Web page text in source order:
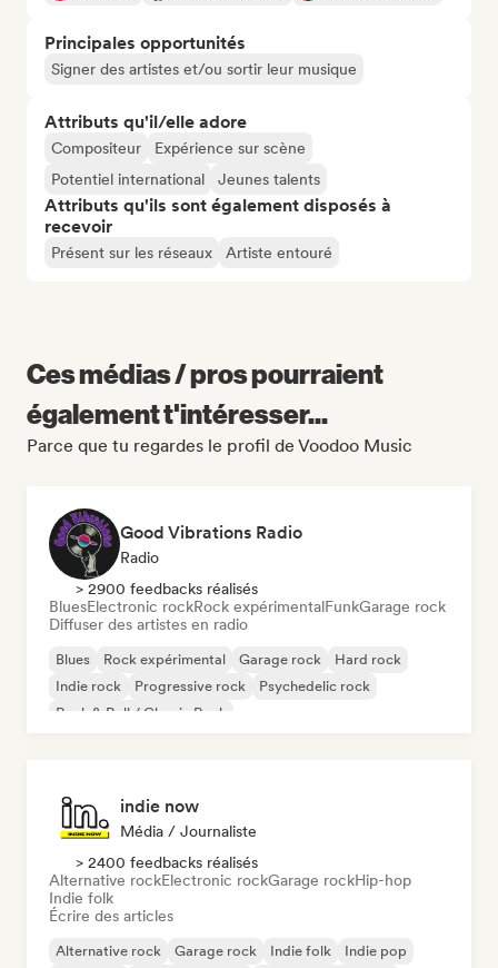
Principales opportunités
Signer des artistes et/ou sortir leur musique
Attributs qu'il/elle adore
Compositeur
Expérience sur scène
Potentiel international
Jeunes talents
Attributs qu'ils sont également disposés à
recevoir
Présent sur les réseaux Artiste entouré
Ces médias / pros pourraient
également t'intéresser...
Parce que tu regardes le profil de Voodoo Music
Good Vibrations Radio
Radio
> 2900 feedbacks réalisés
BluesElectronic rockRock expérimentalFunkGarage rock
Diffuser des artistes en radio
Blues Rock expérimental Garage rock
Hard rock
Indie rock
Progressive rock
Psychedelic rock
Rock & Roll / Classic Rock
indie now
Média / Journaliste
> 2400 feedbacks réalisés
Alternative rockElectronic rockGarage rockHip-hop
Indie folk
Écrire des articles
Alternative rock Garage rock Indie folk
Indie pop